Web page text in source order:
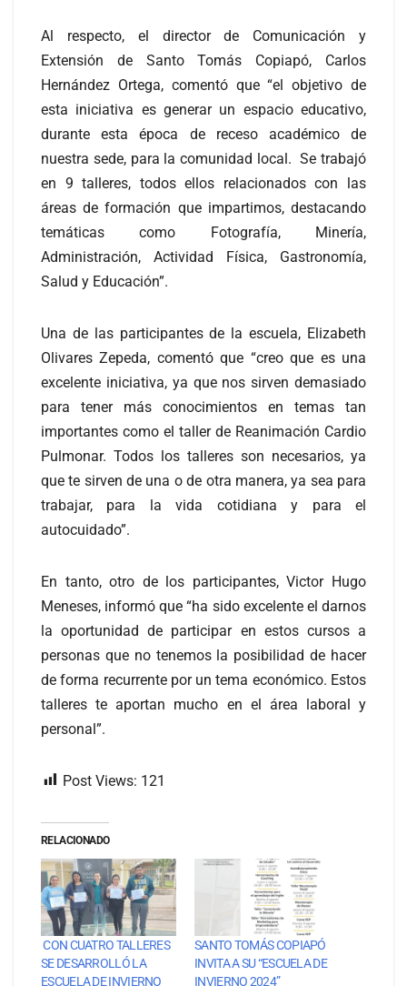
Al respecto, el director de Comunicación y
Extensión de Santo Tomás Copiapó, Carlos
Hernández Ortega, comentó que “el objetivo de
esta iniciativa es generar un espacio educativo,
durante esta época de receso académico de
nuestra sede, para la comunidad local. Se trabajó
en 9 talleres, todos ellos relacionados con las
áreas de formación que impartimos, destacando
temáticas como Fotografía, Minería,
Administración, Actividad Física, Gastronomía,
Salud y Educación”.
Una de las participantes de la escuela, Elizabeth
Olivares Zepeda, comentó que “creo que es una
excelente iniciativa, ya que nos sirven demasiado
para tener más conocimientos en temas tan
importantes como el taller de Reanimación Cardio
Pulmonar. Todos los talleres son necesarios, ya
que te sirven de una o de otra manera, ya sea para
trabajar, para la vida cotidiana y para el
autocuidado”.
En tanto, otro de los participantes, Victor Hugo
Meneses, informó que “ha sido excelente el darnos
la oportunidad de participar en estos cursos a
personas que no tenemos la posibilidad de hacer
de forma recurrente por un tema económico. Estos
talleres te aportan mucho en el área laboral y
personal”.
Post Views: 121
RELACIONADO
CON CUATRO TALLERES
SE DESARROLLÓ LA
ESCUELA DE INVIERNO
SANTO TOMÁS COPIAPÓ
INVITA A SU “ESCUELA DE
INVIERNO 2024”